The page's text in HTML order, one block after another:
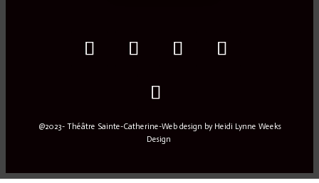
@2023- Théâtre Sainte-Catherine-Web design by Heidi Lynne Weeks
Design